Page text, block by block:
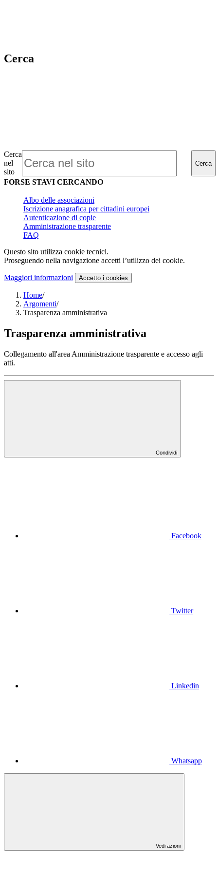
Cerca
Cerca
nel
sito
Cerca
FORSE STAVI CERCANDO
Albo delle associazioni
Iscrizione anagrafica per cittadini europei
Autenticazione di copie
Amministrazione trasparente
FAQ
Questo sito utilizza cookie tecnici.
Proseguendo nella navigazione accetti l’utilizzo dei cookie.
Maggiori informazioni Accetto i cookies
Home/
Argomenti/
Trasparenza amministrativa
Trasparenza amministrativa
Collegamento all'area Amministrazione trasparente e accesso agli
atti.
Condividi
Facebook
Twitter
Linkedin
Whatsapp
Vedi azioni